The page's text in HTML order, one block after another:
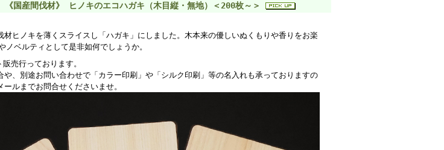
《国産間伐材》 ヒノキのエコハガキ（木目縦・無地）＜200枚～＞
材ヒノキを薄くスライスし「ハガキ」にしました。木本来の優しいぬくもりや香りをお楽
ノベルティとして是非如何でしょうか。
売行っております。
や、別途お問い合わせで「カラー印刷」や「シルク印刷」等の名入れも承っておりますの
ルまでお問合せくださいませ。